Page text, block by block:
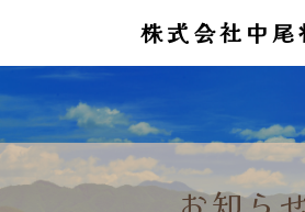
株式会社中尾
お知ら